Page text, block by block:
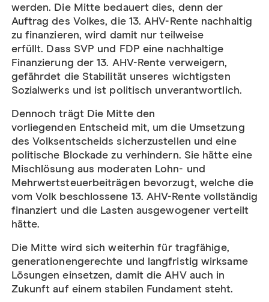
werden. Die Mitte bedauert dies, denn der
Auftrag des Volkes, die 13. AHV-Rente nachhaltig
zu finanzieren, wird damit nur teilweise
erfüllt. Dass SVP und FDP eine nachhaltige
Finanzierung der 13. AHV-Rente verweigern,
gefährdet die Stabilität unseres wichtigsten
Sozialwerks und ist politisch unverantwortlich.
Dennoch trägt Die Mitte den
vorliegenden Entscheid mit, um die Umsetzung
des Volksentscheids sicherzustellen und eine
politische Blockade zu verhindern. Sie hätte eine
Mischlösung aus moderaten Lohn- und
Mehrwertsteuerbeiträgen bevorzugt, welche die
vom Volk beschlossene 13. AHV-Rente vollständig
finanziert und die Lasten ausgewogener verteilt
hätte.
Die Mitte wird sich weiterhin für tragfähige,
generationengerechte und langfristig wirksame
Lösungen einsetzen, damit die AHV auch in
Zukunft auf einem stabilen Fundament steht.